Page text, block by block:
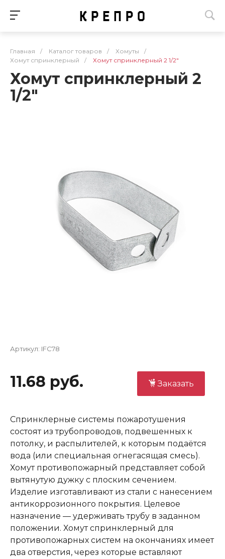
Главная / Каталог товаров / Хомуты
/
Хомут спринклерный
/ Хомут спринклерный 2 1/2"
Хомут спринклерный 2
1/2"
Артикул: IFC78
11.68 руб. Заказать
Спринклерные системы пожаротушения
состоят из трубопроводов, подвешенных к
потолку, и распылителей, к которым подаётся
вода (или специальная огнегасящая смесь).
Хомут противопожарный представляет собой
вытянутую дужку с плоским сечением.
Изделие изготавливают из стали с нанесением
антикоррозионного покрытия. Целевое
назначение — удерживать трубу в заданном
положении. Хомут спринклерный для
противопожарных систем на окончаниях имеет
два отверстия, через которые вставляют